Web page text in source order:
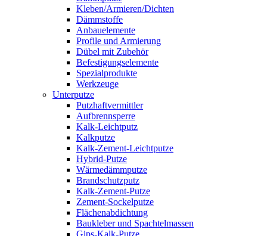
Kleben/Armieren/Dichten
Dämmstoffe
Anbauelemente
Profile und Armierung
Dübel mit Zubehör
Befestigungselemente
Spezialprodukte
Werkzeuge
Unterputze
Putzhaftvermittler
Aufbrennsperre
Kalk-Leichtputz
Kalkputze
Kalk-Zement-Leichtputze
Hybrid-Putze
Wärmedämmputze
Brandschutzputz
Kalk-Zement-Putze
Zement-Sockelputze
Flächenabdichtung
Baukleber und Spachtelmassen